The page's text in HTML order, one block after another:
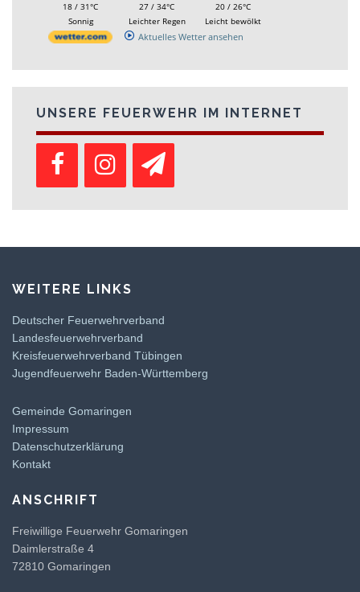
18 / 31°C
Sonnig
27 / 34°C
Leichter Regen
20 / 26°C
Leicht bewölkt
Aktuelles Wetter ansehen
UNSERE FEUERWEHR IM INTERNET
WEITERE LINKS
Deutscher Feuerwehrverband
Landesfeuerwehrverband
Kreisfeuerwehrverband Tübingen
Jugendfeuerwehr Baden-Württemberg
Gemeinde Gomaringen
Impressum
Datenschutzerklärung
Kontakt
ANSCHRIFT
Freiwillige Feuerwehr Gomaringen
Daimlerstraße 4
72810 Gomaringen